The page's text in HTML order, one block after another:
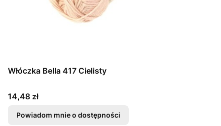
Włóczka Bella 417 Cielisty
Cena
14,48 zł
Powiadom mnie o dostępności